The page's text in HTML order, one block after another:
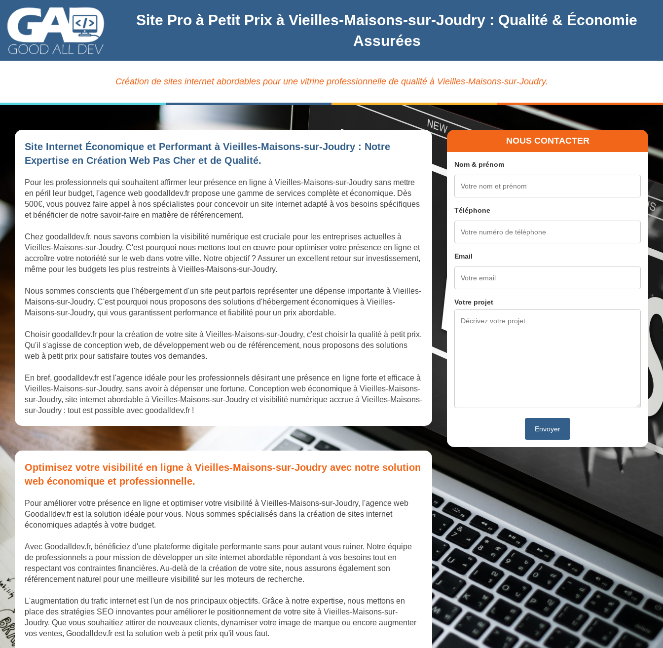
Site Pro à Petit Prix à Vieilles-Maisons-sur-Joudry : Qualité & Économie
Assurées
Création de sites internet abordables pour une vitrine professionnelle de qualité à Vieilles-Maisons-sur-Joudry.
Site Internet Économique et Performant à Vieilles-Maisons-sur-Joudry : Notre
Expertise en Création Web Pas Cher et de Qualité.
Pour les professionnels qui souhaitent affirmer leur présence en ligne à Vieilles-Maisons-sur-Joudry sans mettre
en péril leur budget, l'agence web goodalldev.fr propose une gamme de services complète et économique. Dès
500€, vous pouvez faire appel à nos spécialistes pour concevoir un site internet adapté à vos besoins spécifiques
et bénéficier de notre savoir-faire en matière de référencement.
Chez goodalldev.fr, nous savons combien la visibilité numérique est cruciale pour les entreprises actuelles à
Vieilles-Maisons-sur-Joudry. C'est pourquoi nous mettons tout en œuvre pour optimiser votre présence en ligne et
accroître votre notoriété sur le web dans votre ville. Notre objectif ? Assurer un excellent retour sur investissement,
même pour les budgets les plus restreints à Vieilles-Maisons-sur-Joudry.
Nous sommes conscients que l'hébergement d'un site peut parfois représenter une dépense importante à Vieilles-
Maisons-sur-Joudry. C'est pourquoi nous proposons des solutions d'hébergement économiques à Vieilles-
Maisons-sur-Joudry, qui vous garantissent performance et fiabilité pour un prix abordable.
Choisir goodalldev.fr pour la création de votre site à Vieilles-Maisons-sur-Joudry, c'est choisir la qualité à petit prix.
Qu'il s'agisse de conception web, de développement web ou de référencement, nous proposons des solutions
web à petit prix pour satisfaire toutes vos demandes.
En bref, goodalldev.fr est l'agence idéale pour les professionnels désirant une présence en ligne forte et efficace à
Vieilles-Maisons-sur-Joudry, sans avoir à dépenser une fortune. Conception web économique à Vieilles-Maisons-
sur-Joudry, site internet abordable à Vieilles-Maisons-sur-Joudry et visibilité numérique accrue à Vieilles-Maisons-
sur-Joudry : tout est possible avec goodalldev.fr !
Optimisez votre visibilité en ligne à Vieilles-Maisons-sur-Joudry avec notre solution
web économique et professionnelle.
Pour améliorer votre présence en ligne et optimiser votre visibilité à Vieilles-Maisons-sur-Joudry, l'agence web
Goodalldev.fr est la solution idéale pour vous. Nous sommes spécialisés dans la création de sites internet
économiques adaptés à votre budget.
Avec Goodalldev.fr, bénéficiez d'une plateforme digitale performante sans pour autant vous ruiner. Notre équipe
de professionnels a pour mission de développer un site internet abordable répondant à vos besoins tout en
respectant vos contraintes financières. Au-delà de la création de votre site, nous assurons également son
référencement naturel pour une meilleure visibilité sur les moteurs de recherche.
L'augmentation du trafic internet est l'un de nos principaux objectifs. Grâce à notre expertise, nous mettons en
place des stratégies SEO innovantes pour améliorer le positionnement de votre site à Vieilles-Maisons-sur-
Joudry. Que vous souhaitiez attirer de nouveaux clients, dynamiser votre image de marque ou encore augmenter
vos ventes, Goodalldev.fr est la solution web à petit prix qu'il vous faut.
NOUS CONTACTER
Nom & prénom
Téléphone
Email
Votre projet